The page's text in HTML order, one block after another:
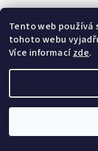
Tento web používá
tohoto webu
Více informacízde.
Barevně